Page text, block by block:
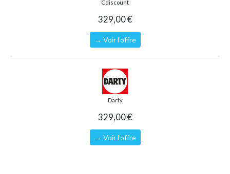
Cdiscount
329,00 €
→ Voir l'offre
Darty
329,00 €
→ Voir l'offre